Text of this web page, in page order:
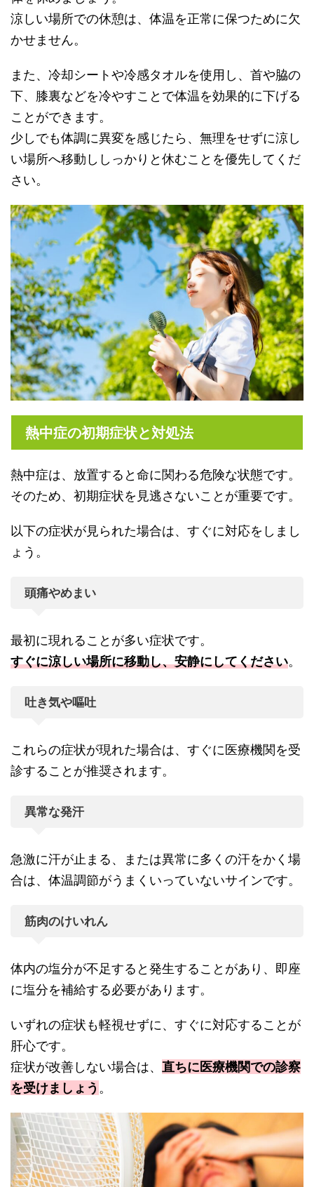
涼しい場所での休憩は、体温を正常に保つために欠
かせません。
また、冷却シートや冷感タオルを使用し、首や脇の
下、膝裏などを冷やすことで体温を効果的に下げる
ことができます。
少しでも体調に異変を感じたら、無理をせずに涼し
い場所へ移動ししっかりと休むことを優先してくだ
さい。
熱中症の初期症状と対処法
熱中症は、放置すると命に関わる危険な状態です。
そのため、初期症状を見逃さないことが重要です。
以下の症状が見られた場合は、すぐに対応をしまし
ょう。
頭痛やめまい
最初に現れることが多い症状です。
すぐに涼しい場所に移動し、安静にしてください。
吐き気や嘔吐
これらの症状が現れた場合は、すぐに医療機関を受
診することが推奨されます。
異常な発汗
急激に汗が止まる、または異常に多くの汗をかく場
合は、体温調節がうまくいっていないサインです。
筋肉のけいれん
体内の塩分が不足すると発生することがあり、即座
に塩分を補給する必要があります。
いずれの症状も軽視せずに、すぐに対応することが
肝心です。
症状が改善しない場合は、 直ちに医療機関での診察
を受けましょう 。